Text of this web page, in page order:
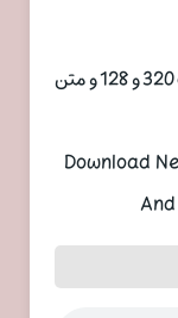
ترانه ای شنیدنی از اندی به نام مادر با دو کیفیت 320 و 128 و متن
Download